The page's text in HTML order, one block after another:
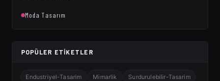
Moda Tasarım
POPÜLER ETIKETLER
Endustriyel-Tasarim Mimarlik
Surdurulebilir-Tasarim